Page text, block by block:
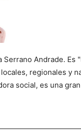
Serrano Andrade. Es
regionales y
social, es una